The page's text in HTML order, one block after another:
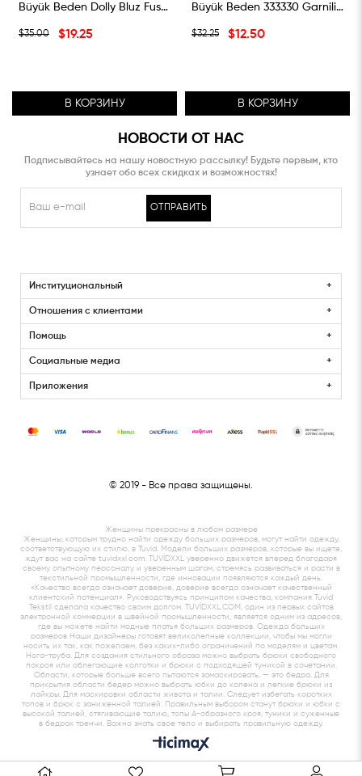
Büyük Beden Dolly Bluz Fusya
$19.25
$35.00
В КОРЗИНУ
Büyük Beden 333330 Garnili Bluz Lila-Gri
$12.50
$32.25
В КОРЗИНУ
НОВОСТИ ОТ НАС
Подписывайтесь на нашу новостную рассылку! Будьте первым, кто
узнает обо всех скидках и возможностях!
ОТПРАВИТЬ
Институциональный
Отношения с клиентами
Помощь
Социальные медиа
Приложения
© 2019 - Все права защищены.
Женщины прекрасны в любом размере
Женщины, которым трудно найти одежду больших размеров, могут найти одежду,
соответствующую их стилю, в Tuvid. Модели больших размеров, которые вы ищете,
ждут вас на сайте tuvidxxl.com. TUVİDXXL уверенно движется вперед благодаря
своему опытному персоналу и уверенным шагам, стремясь развиваться и расти в
текстильной промышленности, где инновации появляются каждый день.
«Качество всегда означает доверие, доверие всегда означает качественный
клиентский потенциал». Руководствуясь принципом качества, компания Tuvid
Tekstil сделала качество своим долгом. TUVİDXXL.COM, один из первых сайтов
электронной коммерции в швейной промышленности, является одним из адресов,
где вы можете найти модные платья больших размеров. Одежда больших
размеров Наши дизайнеры готовят великолепные коллекции, чтобы мы могли
носить их так, как пожелаем, без каких-либо ограничений по моделям и цветам.
Нога-труба. Для создания стильного образа можно выбрать брюки свободного
покроя или облегающие колготки и брюки с подходящей туникой в ​​сочетании.
Области, которые больше всего пытаются замаскировать, — это бедра. Для
прикрытия области бедер можно выбрать юбки до колена и легкие брюки из
лайкры. Для маскировки области живота и талии. Следует избегать коротких
топов и брюк с заниженной талией. Правильным выбором станут брюки и юбки с
высокой талией, стягивающие талию, топы А-образного кроя, туники и суженные
в бедрах тренчи. Важно знать свое тело и выбирать правильную одежду.